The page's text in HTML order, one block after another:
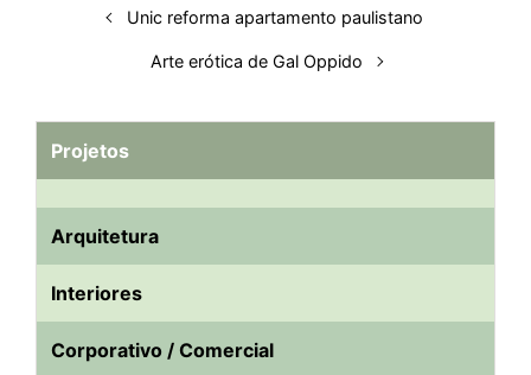
Unic reforma apartamento paulistano
Arte erótica de Gal Oppido
Projetos
Arquitetura
Interiores
Corporativo / Comercial